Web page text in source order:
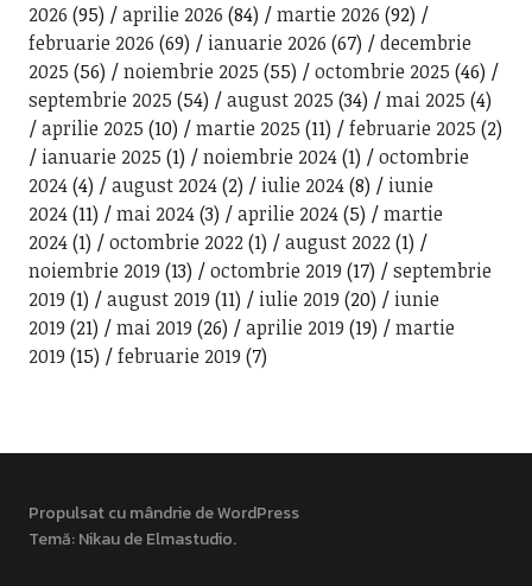
2026 (95) aprilie 2026 (84) martie 2026 (92)
februarie 2026 (69) ianuarie 2026 (67)
decembrie
2025 (56) noiembrie 2025 (55) octombrie 2025 (46)
septembrie 2025 (54) august 2025 (34) mai 2025 (4)
aprilie 2025 (10) martie 2025 (11) februarie 2025 (2)
ianuarie 2025 (1) noiembrie 2024(1)
octombrie
2024(4) august 2024(2) iulie 2024(8)
iunie
2024(11) mai 2024(3) aprilie 2024(5)
martie
2024(1) octombrie 2022(1) august 2022(1)
noiembrie 2019 (13) octombrie 2019 (17)
septembrie
2019 (1) august 2019 (11) iulie 2019 (20)
iunie
2019 (21) mai 2019 (26) aprilie 2019 (19)
martie
2019 (15) februarie 2019 (7)
Propulsat cu mândrie de WordPress
Temă: Nikau deElmastudio.